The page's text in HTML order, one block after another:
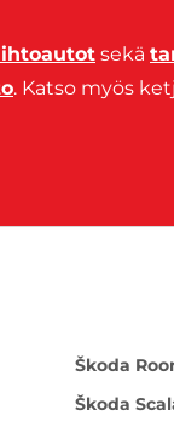
sekä
. Katso myös
Škoda
Škoda